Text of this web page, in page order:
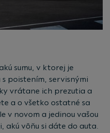
sumu, v ktorej je
poistením, servisnými
vrátane ich prezutia a
a o všetko ostatné sa
v novom a jedinou vašou
akú vôňu si dáte do auta.